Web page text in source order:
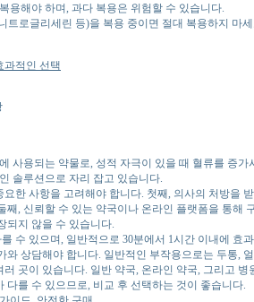
용해야 하며, 과다 복용은 위험할 수 있습니다.
트로글리세린 등)을 복용 중이면 절대 복용하지 마세
과적인 선택
사용되는 약물로, 성적 자극이 있을 때 혈류를 증가
솔루션으로 자리 잡고 있습니다.
한 사항을 고려해야 합니다. 첫째, 의사의 처방을
째, 신뢰할 수 있는 약국이나 온라인 플랫폼을 통해
되지 않을 수 있습니다.
수 있으며, 일반적으로 30분에서 1시간 이내에 효
와 상담해야 합니다. 일반적인 부작용으로는 두통,
곳이 있습니다. 일반 약국, 온라인 약국, 그리고 병
다를 수 있으므로, 비교 후 선택하는 것이 좋습니다.